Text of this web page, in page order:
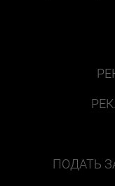
ПОДАТЬ